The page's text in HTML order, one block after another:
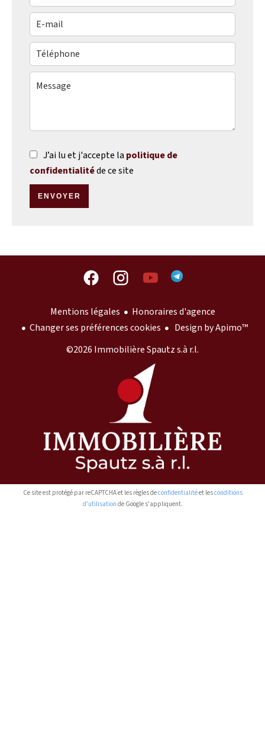
J’ai lu et j'accepte la politique de
confidentialitéde ce site
ENVOYER
Mentions légales
Honoraires d'agence
Changer ses préférences cookies
Design byApimo™
©2026 Immobilière Spautz s.à r.l.
Ce site est protégé par reCAPTCHA et les règles deconfidentialitéet lesconditions
d'utilisation de Google s'appliquent.